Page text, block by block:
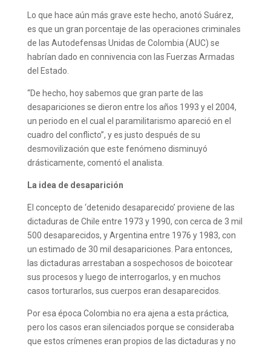
Lo que hace aún más grave este hecho, anotó Suárez,
es que un gran porcentaje de las operaciones criminales
de las Autodefensas Unidas de Colombia (AUC) se
habrían dado en connivencia con las Fuerzas Armadas
del Estado.
“De hecho, hoy sabemos que gran parte de las
desapariciones se dieron entre los años 1993 y el 2004,
un periodo en el cual el paramilitarismo apareció en el
cuadro del conflicto”, y es justo después de su
desmovilización que este fenómeno disminuyó
drásticamente, comentó el analista.
La idea de desaparición
El concepto de ‘detenido desaparecido’ proviene de las
dictaduras de Chile entre 1973 y 1990, con cerca de 3 mil
500 desaparecidos, y Argentina entre 1976 y 1983, con
un estimado de 30 mil desapariciones. Para entonces,
las dictaduras arrestaban a sospechosos de boicotear
sus procesos y luego de interrogarlos, y en muchos
casos torturarlos, sus cuerpos eran desaparecidos.
Por esa época Colombia no era ajena a esta práctica,
pero los casos eran silenciados porque se consideraba
que estos crímenes eran propios de las dictaduras y no